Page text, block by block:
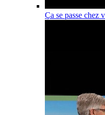
Ça se passe chez